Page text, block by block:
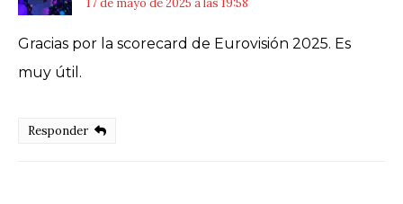
Gracias por la scorecard de Eurovisión 2025. Es
muy útil.
Responder